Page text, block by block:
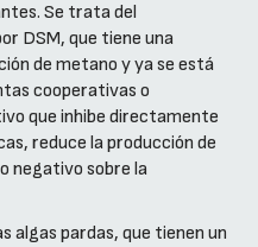
Se trata del
DSM, que tiene una
de metano y ya se está
cooperativas o
que inhibe directamente
reduce la producción de
negativo sobre la
algas pardas, que tienen un